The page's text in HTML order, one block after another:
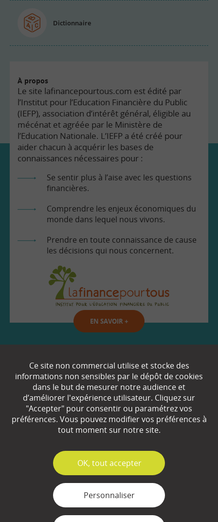
Dictionnaire
À propos
Le site lafinancepourtous.com est édité par
l’Institut pour l’Education Financière du Public
(IEFP), association d’intérêt général, éligible au
mécénat et agréée par le Ministère de
l’Education Nationale. L’IEFP a été créé pour
aider chacun à acquérir les bases de
connaissances nécessaires pour :
Se sentir plus à l’aise avec les questions
financières.
Comprendre les enjeux économiques du
monde dans lequel nous vivons.
Prendre en toute connaissance de cause
les décisions qui nous concernent.
EN SAVOIR +
Partenaires
Espace Presse
Plan du site
Mentions légales
Ce site non commercial utilise et stocke des
informations non sensibles par le dépôt de cookies
dans le but de mesurer notre audience et
d’améliorer l'expérience utilisateur. Cliquez sur
"Accepter" pour consentir ou paramétrez vos
préférences. Vous pouvez modifier vos préférences à
tout moment sur notre site.
✓
OK, tout accepter
Personnaliser